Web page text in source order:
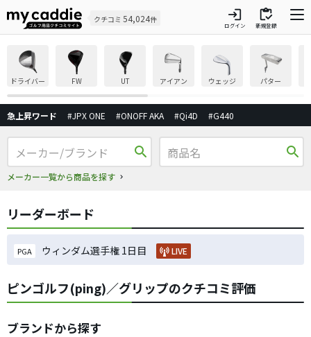
クチコミ 54,024件 login
ログイン
inventory
新規登録
ドライバー FW UT アイアン ウェッジ パター
急上昇ワード #JPX ONE #ONOFF AKA #Qi4D #G440
search
メーカー一覧から商品を探す
search
リーダーボード
PGA ウィンダム選手権 1日目 LIVE
ピンゴルフ(ping)／グリップのクチコミ評価
ブランドから探す